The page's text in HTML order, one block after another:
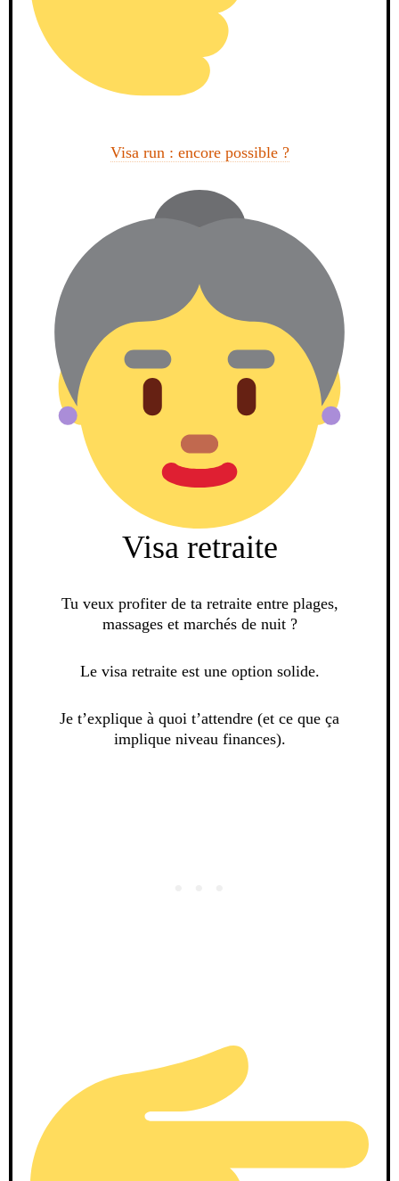
Visa run : encore possible ?
Visa retraite
Tu veux profiter de ta retraite entre plages,
massages et marchés de nuit ?
Le visa retraite est une option solide.
Je t’explique à quoi t’attendre (et ce que ça
implique niveau finances).